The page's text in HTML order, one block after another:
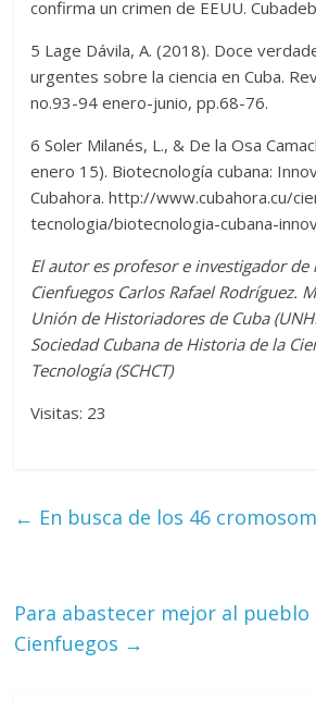
confirma un crimen de EEUU.
5 Lage Dávila, A. (2018). Doce
urgentes sobre la ciencia en Cuba.
no.93-94 enero-junio, pp.68-76.
6 Soler Milanés, L., & De la Osa
enero 15). Biotecnología cubana:
Cubahora. http://www.cubahora.cu/
tecnologia/biotecnologia-cubana-
El autor es profesor e investigador de
Cienfuegos Carlos Rafael Rodríguez.
Unión de Historiadores de Cuba
Sociedad Cubana de Historia de la
Tecnología (SCHCT)
Visitas: 23
← En busca de los 46
Para abastecer mejor al pueblo
Cienfuegos →